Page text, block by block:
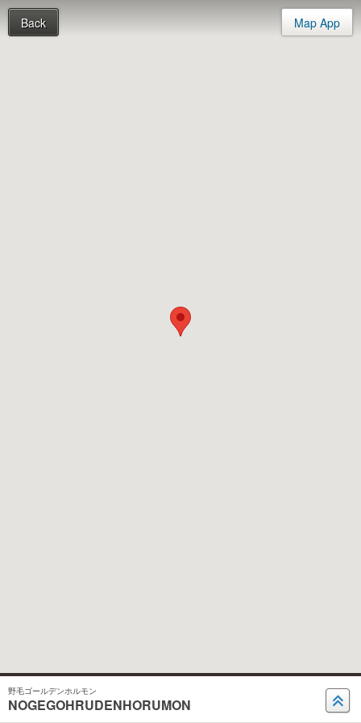
Back Map App
野毛ゴールデンホルモン
NOGEGOHRUDENHORUMON